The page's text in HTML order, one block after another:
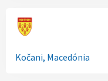
Kočani, Macedónia